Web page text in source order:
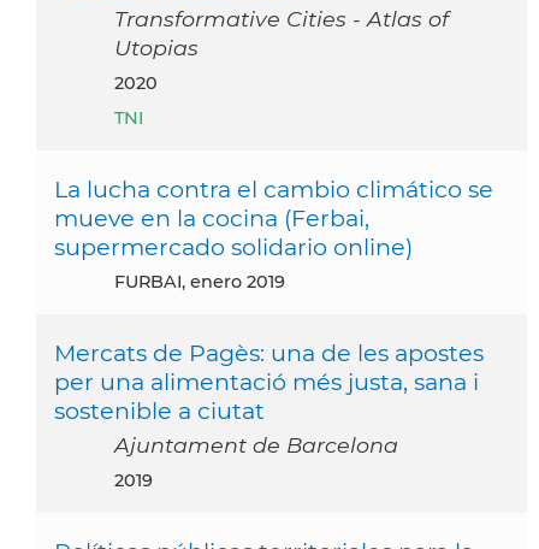
Transformative Cities - Atlas of
Utopias
2020
TNI
La lucha contra el cambio climático se
mueve en la cocina (Ferbai,
supermercado solidario online)
FURBAI, enero 2019
Mercats de Pagès: una de les apostes
per una alimentació més justa, sana i
sostenible a ciutat
Ajuntament de Barcelona
2019